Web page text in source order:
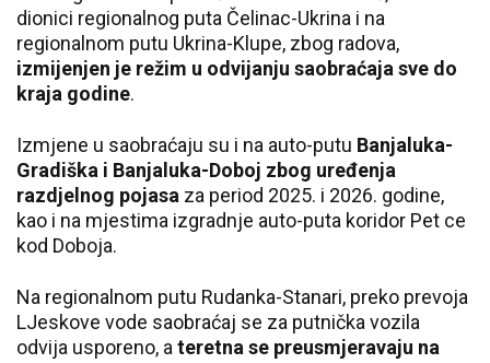
dionici regionalnog puta Čelinac-Ukrina i na
regionalnom putu Ukrina-Klupe, zbog radova,
izmijenjen je režim u odvijanju saobraćaja sve do
kraja godine.
Izmjene u saobraćaju su i na auto-putu Banjaluka-
Gradiška i Banjaluka-Doboj zbog uređenja
razdjelnog pojasa za period 2025. i 2026. godine,
kao i na mjestima izgradnje auto-puta koridor Pet ce
kod Doboja.
Na regionalnom putu Rudanka-Stanari, preko prevoja
LJeskove vode saobraćaj se za putnička vozila
odvija usporeno, a teretna se preusmjeravaju na